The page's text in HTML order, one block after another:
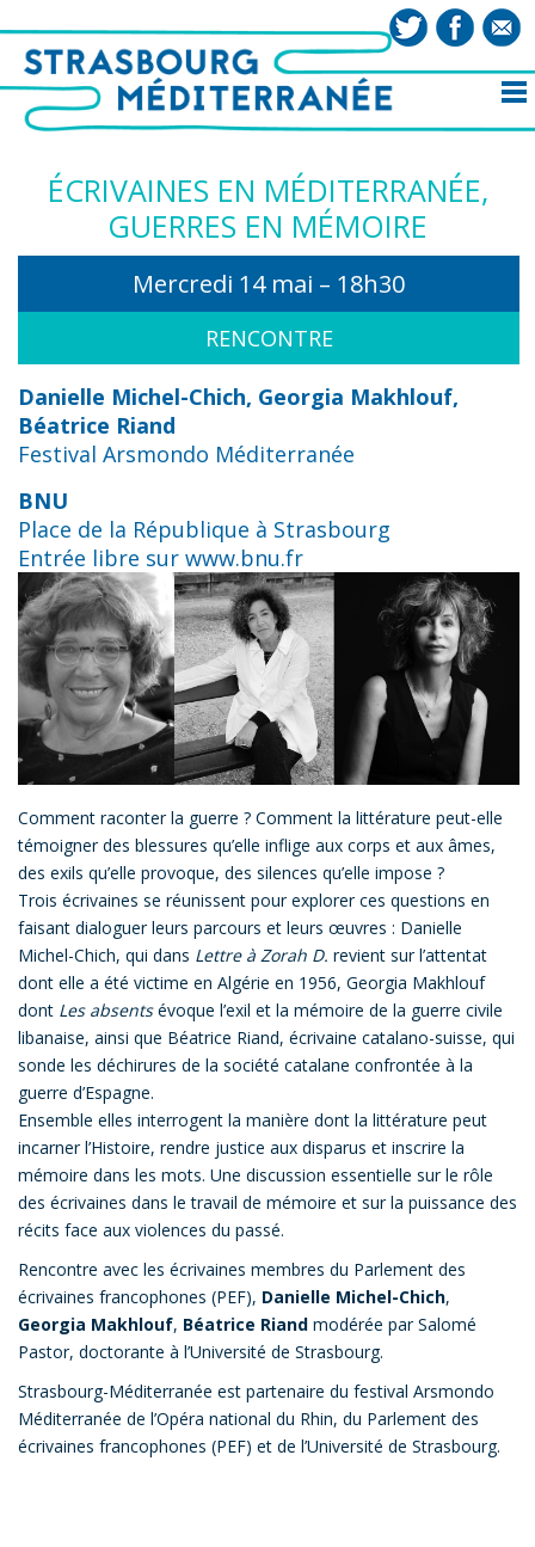
ÉCRIVAINES EN MÉDITERRANÉE,
GUERRES EN MÉMOIRE
Mercredi 14 mai – 18h30
RENCONTRE
Danielle Michel-Chich, Georgia Makhlouf,
Béatrice Riand
Festival Arsmondo Méditerranée
BNU
Place de la République à Strasbourg
Entrée libre sur www.bnu.fr
Comment raconter la guerre ? Comment la littérature peut-elle
témoigner des blessures qu’elle inflige aux corps et aux âmes,
des exils qu’elle provoque, des silences qu’elle impose ?
Trois écrivaines se réunissent pour explorer ces questions en
faisant dialoguer leurs parcours et leurs œuvres : Danielle
Michel-Chich, qui dans Lettre à Zorah D. revient sur l’attentat
dont elle a été victime en Algérie en 1956, Georgia Makhlouf
dont Les absentsévoque l’exil et la mémoire de la guerre civile
libanaise, ainsi que Béatrice Riand, écrivaine catalano-suisse, qui
sonde les déchirures de la société catalane confrontée à la
guerre d’Espagne.
Ensemble elles interrogent la manière dont la littérature peut
incarner l’Histoire, rendre justice aux disparus et inscrire la
mémoire dans les mots. Une discussion essentielle sur le rôle
des écrivaines dans le travail de mémoire et sur la puissance des
récits face aux violences du passé.
Rencontre avec les écrivaines membres du Parlement des
écrivaines francophones (PEF), Danielle Michel-Chich,
Georgia Makhlouf, Béatrice Riand modérée par Salomé
Pastor, doctorante à l’Université de Strasbourg.
Strasbourg-Méditerranée est partenaire du festival Arsmondo
Méditerranée de l’Opéra national du Rhin, du Parlement des
écrivaines francophones (PEF) et de l’Université de Strasbourg.